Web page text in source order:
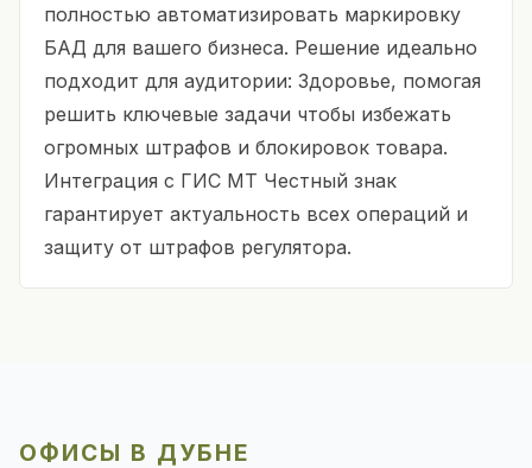
полностью автоматизировать маркировку
БАД для вашего бизнеса. Решение идеально
подходит для аудитории: Здоровье, помогая
решить ключевые задачи чтобы избежать
огромных штрафов и блокировок товара.
Интеграция с ГИС МТ Честный знак
гарантирует актуальность всех операций и
защиту от штрафов регулятора.
ОФИСЫ В ДУБНЕ